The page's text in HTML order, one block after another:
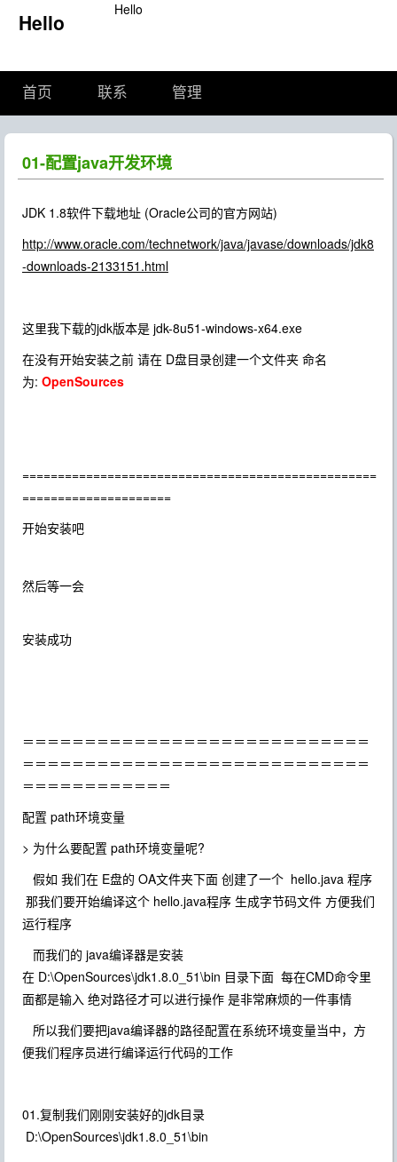
Hello Hello
首页 联系 管理
01-配置java开发环境
JDK 1.8软件下载地址 (Oracle公司的官方网站)
http://www.oracle.com/technetwork/java/javase/downloads/jdk8
-downloads-2133151.html
这里我下载的jdk版本是 jdk-8u51-windows-x64.exe
在没有开始安装之前 请在 D盘目录创建一个文件夹 命名
为: OpenSources
==================================================
=====================
开始安装吧
然后等一会
安装成功
＝＝＝＝＝＝＝＝＝＝＝＝＝＝＝＝＝＝＝＝＝＝＝＝＝＝＝＝
＝＝＝＝＝＝＝＝＝＝＝＝＝＝＝＝＝＝＝＝＝＝＝＝＝＝＝＝
＝＝＝＝＝＝＝＝＝＝＝＝
配置 path环境变量
> 为什么要配置 path环境变量呢?
假如 我们在 E盘的 OA文件夹下面 创建了一个 hello.java 程序
那我们要开始编译这个 hello.java程序 生成字节码文件 方便我们
运行程序
而我们的 java编译器是安装
在 D:\OpenSources\jdk1.8.0_51\bin 目录下面 每在CMD命令里
面都是输入 绝对路径才可以进行操作 是非常麻烦的一件事情
所以我们要把java编译器的路径配置在系统环境变量当中，方
便我们程序员进行编译运行代码的工作
01.复制我们刚刚安装好的jdk目录
D:\OpenSources\jdk1.8.0_51\bin